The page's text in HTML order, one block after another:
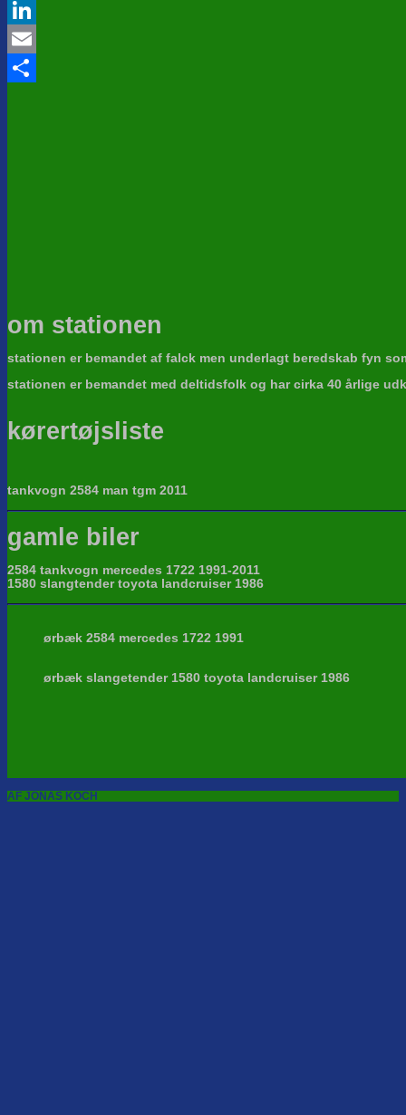
Twitter
LinkedIn
Email
om stationen
stationen er bemandet af falck men underlagt beredskab fyn
stationen er bemandet med deltidsfolk og har cirka 40 årlige
kørertøjsliste
tankvogn 2584 man tgm 2011
gamle biler
2584 tankvogn mercedes 1722 1991-2011
1580 slangtender toyota landcruiser 1986
ørbæk 2584 mercedes 1722 1991
ørbæk slangetender 1580 toyota landcruiser 1986
AF JONAS KOCH